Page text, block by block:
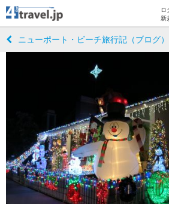
ロ
新
ニューポート・ビーチ旅行記（ブログ